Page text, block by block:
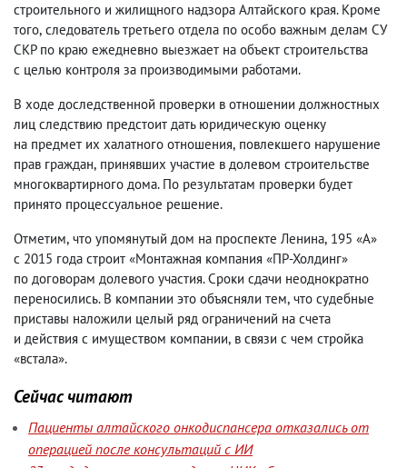
строительного и жилищного надзора Алтайского края. Кроме
того, следователь третьего отдела по особо важным делам СУ
СКР по краю ежедневно выезжает на объект строительства
с целью контроля за производимыми работами.
В ходе доследственной проверки в отношении должностных
лиц следствию предстоит дать юридическую оценку
на предмет их халатного отношения, повлекшего нарушение
прав граждан, принявших участие в долевом строительстве
многоквартирного дома. По результатам проверки будет
принято процессуальное решение.
Отметим, что упомянутый дом на проспекте Ленина, 195 «А»
с 2015 года строит «Монтажная компания «ПР-Холдинг»
по договорам долевого участия. Сроки сдачи неоднократно
переносились. В компании это объясняли тем, что судебные
приставы наложили целый ряд ограничений на счета
и действия с имуществом компании, в связи с чем стройка
«встала».
Сейчас читают
Пациенты алтайского онкодиспансера отказались от
операцией после консультаций с ИИ